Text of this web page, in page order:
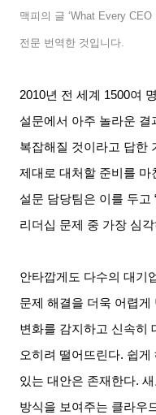
맥피의 글 ‘What Every
전문 번역한 것입니다.
2010년 전 세계 1500여
설문에서 아주 놀라운 결
복잡해질 것이라고 답한
제대로 대처할 준비를
설문 담당팀은 이를 두고
리더십 문제 중 가장 심
안타깝게도 다수의 대기
문제 해결을 더욱 어렵게
변화를 감지하고 신속히
오히려 떨어뜨린다. 쉽게
있는 대안은 존재한다.
방식을 보여주는 클라우